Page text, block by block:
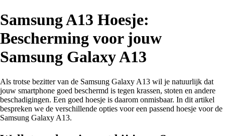
Samsung A13 Hoesje:
Bescherming voor jouw
Samsung Galaxy A13
Als trotse bezitter van de Samsung Galaxy A13 wil je natuurlijk dat
jouw smartphone goed beschermd is tegen krassen, stoten en andere
beschadigingen. Een goed hoesje is daarom onmisbaar. In dit artikel
bespreken we de verschillende opties voor een passend hoesje voor de
Samsung Galaxy A13.